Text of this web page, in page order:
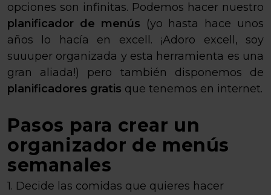
opciones son infinitas. Podemos hacer nuestro
planificador de menús (yo hasta hace unos
años lo hacía en excell. ¡Adoro excell, soy
suuuper organizada y esta herramienta es una
gran aliada!) pero también disponemos de
planificadores gratis que tenemos en internet.
Pasos para crear un
organizador de menús
semanales
1. Decide las comidas que quieres hacer